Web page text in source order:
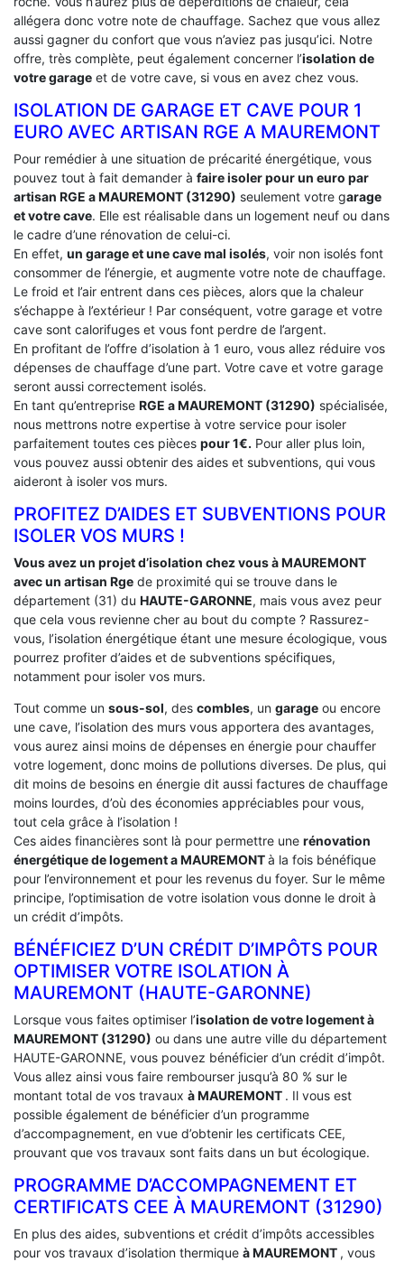
allégera donc votre note de chauffage. Sachez que vous allez
aussi gagner du confort que vous n’aviez pas jusqu’ici. Notre
offre, très complète, peut également concerner l’isolation de
votre garage et de votre cave, si vous en avez chez vous.
ISOLATION DE GARAGE ET CAVE POUR 1
EURO AVEC ARTISAN RGE A MAUREMONT
Pour remédier à une situation de précarité énergétique, vous
pouvez tout à fait demander à faire isoler pour un euro par
artisan RGE a MAUREMONT (31290) seulement votre garage
et votre cave. Elle est réalisable dans un logement neuf ou dans
le cadre d’une rénovation de celui-ci.
En effet, un garage et une cave mal isolés, voir non isolés font
consommer de l’énergie, et augmente votre note de chauffage.
Le froid et l’air entrent dans ces pièces, alors que la chaleur
s’échappe à l’extérieur ! Par conséquent, votre garage et votre
cave sont calorifuges et vous font perdre de l’argent.
En profitant de l’offre d’isolation à 1 euro, vous allez réduire vos
dépenses de chauffage d’une part. Votre cave et votre garage
seront aussi correctement isolés.
En tant qu’entreprise RGE a MAUREMONT (31290) spécialisée,
nous mettrons notre expertise à votre service pour isoler
parfaitement toutes ces pièces pour 1€. Pour aller plus loin,
vous pouvez aussi obtenir des aides et subventions, qui vous
aideront à isoler vos murs.
PROFITEZ D’AIDES ET SUBVENTIONS POUR
ISOLER VOS MURS !
Vous avez un projet d’isolation chez vous à MAUREMONT
avec un artisan Rge de proximité qui se trouve dans le
département (31) du HAUTE-GARONNE, mais vous avez peur
que cela vous revienne cher au bout du compte ? Rassurez-
vous, l’isolation énergétique étant une mesure écologique, vous
pourrez profiter d’aides et de subventions spécifiques,
notamment pour isoler vos murs.
Tout comme un sous-sol, des combles, un garage ou encore
une cave, l’isolation des murs vous apportera des avantages,
vous aurez ainsi moins de dépenses en énergie pour chauffer
votre logement, donc moins de pollutions diverses. De plus, qui
dit moins de besoins en énergie dit aussi factures de chauffage
moins lourdes, d’où des économies appréciables pour vous,
tout cela grâce à l’isolation !
Ces aides financières sont là pour permettre une rénovation
énergétique de logement aMAUREMONTà la fois bénéfique
pour l’environnement et pour les revenus du foyer. Sur le même
principe, l’optimisation de votre isolation vous donne le droit à
un crédit d’impôts.
BÉNÉFICIEZ D’UN CRÉDIT D’IMPÔTS POUR
OPTIMISER VOTRE ISOLATION À
‎MAUREMONT (HAUTE-GARONNE)
Lorsque vous faites optimiser l’isolation de votre logement à
MAUREMONT (31290) ou dans une autre ville du département
HAUTE-GARONNE, vous pouvez bénéficier d’un crédit d’impôt.
Vous allez ainsi vous faire rembourser jusqu’à 80 % sur le
montant total de vos travaux à MAUREMONT . Il vous est
possible également de bénéficier d’un programme
d’accompagnement, en vue d’obtenir les certificats CEE,
prouvant que vos travaux sont faits dans un but écologique.
PROGRAMME D’ACCOMPAGNEMENT ET
CERTIFICATS CEE À ‎MAUREMONT (31290)
En plus des aides, subventions et crédit d’impôts accessibles
pour vos travaux d’isolation thermique à MAUREMONT , vous